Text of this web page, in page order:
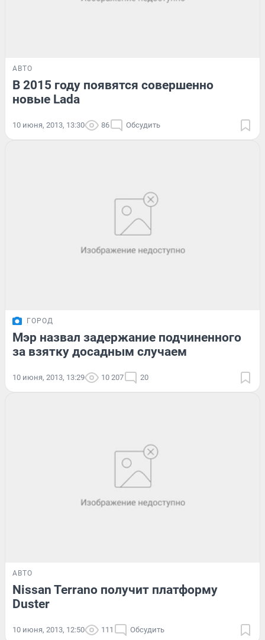
АВТО
В 2015 году появятся совершенно
новые Lada
10 июня, 2013, 13:30 86 Обсудить
ГОРОД
Мэр назвал задержание подчиненного
за взятку досадным случаем
10 июня, 2013, 13:29 10 207 20
АВТО
Nissan Terrano получит платформу
Duster
10 июня, 2013, 12:50 111 Обсудить